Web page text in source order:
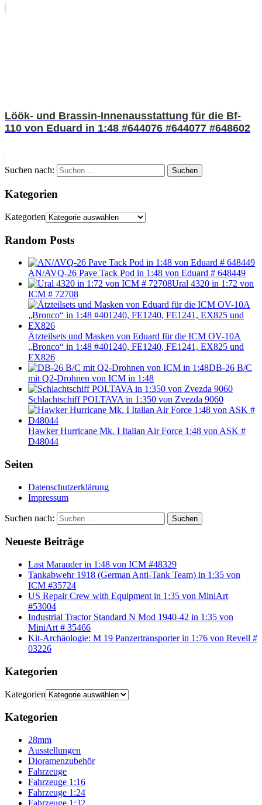
Löök- und Brassin-Innenausstattung für die Bf-
110 von Eduard in 1:48 #644076 #644077 #648602
Suchen nach: Suchen
Kategorien
Kategorien
Random Posts
AN/AVQ-26 Pave Tack Pod in 1:48 von Eduard # 648449
Ural 4320 in 1:72 von
ICM # 72708
Ätzteilsets und Masken von Eduard für die ICM OV-10A
„Bronco“ in 1:48 #401240, FE1240, FE1241, EX825 und
EX826
DB-26 B/C
mit Q2-Drohnen von ICM in 1:48
Schlachtschiff POLTAVA in 1:350 von Zvezda 9060
Hawker Hurricane Mk. I Italian Air Force 1:48 von ASK #
D48044
Seiten
Datenschutzerklärung
Impressum
Suchen nach: Suchen
Neueste Beiträge
Last Marauder in 1:48 von ICM #48329
Tankabwehr 1918 (German Anti-Tank Team) in 1:35 von
ICM #35724
US Repair Crew with Equipment in 1:35 von MiniArt
#53004
Industrial Tractor Standard N Mod 1940-42 in 1:35 von
MiniArt # 35466
Kit-Archäologie: M 19 Panzertransporter in 1:76 von Revell #
03226
Kategorien
Kategorien
Kategorien
28mm
Ausstellungen
Dioramenzubehör
Fahrzeuge
Fahrzeuge 1:16
Fahrzeuge 1:24
Fahrzeuge 1:32